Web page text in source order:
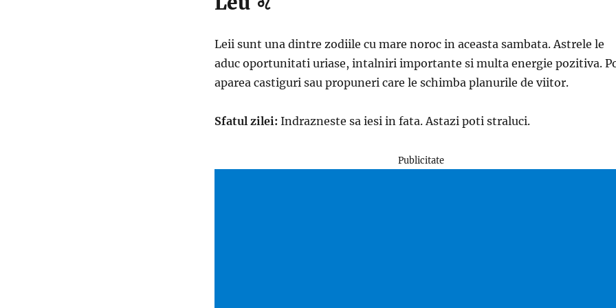
Leii sunt una dintre zodiile cu mare noroc in aceasta sambata. Astrele le
aduc oportunitati uriase, intalniri importante si multa energie pozitiva.
aparea castiguri sau propuneri care le schimba planurile de viitor.
Sfatul zilei: Indrazneste sa iesi in fata. Astazi poti straluci.
Publicitate